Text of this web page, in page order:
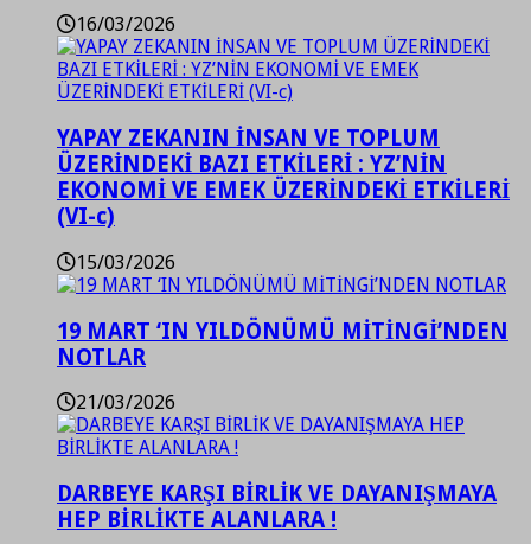
16/03/2026
YAPAY ZEKANIN İNSAN VE TOPLUM
ÜZERİNDEKİ BAZI ETKİLERİ : YZ’NİN
EKONOMİ VE EMEK ÜZERİNDEKİ ETKİLERİ
(VI-c)
15/03/2026
19 MART ‘IN YILDÖNÜMÜ MİTİNGİ’NDEN
NOTLAR
21/03/2026
DARBEYE KARŞI BİRLİK VE DAYANIŞMAYA
HEP BİRLİKTE ALANLARA !